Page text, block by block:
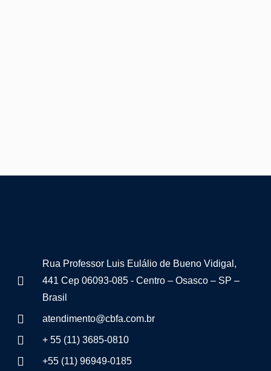
Rua Professor Luis Eulálio de Bueno Vidigal,
441 Cep 06093-085 - Centro – Osasco – SP –
Brasil
atendimento@cbfa.com.br
+ 55 (11) 3685-0810
+55 (11) 96949-0185